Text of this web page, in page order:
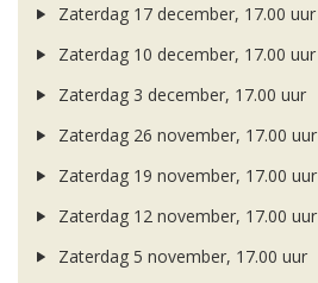
Zaterdag 17 december, 17.00 uur
Zaterdag 10 december, 17.00 uur
Zaterdag 3 december, 17.00 uur
Zaterdag 26 november, 17.00 uur
Zaterdag 19 november, 17.00 uur
Zaterdag 12 november, 17.00 uur
Zaterdag 5 november, 17.00 uur